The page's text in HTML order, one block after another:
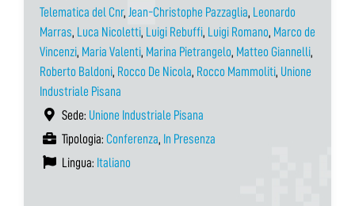
Telematica del Cnr, Jean-Christophe Pazzaglia, Leonardo
Marras, Luca Nicoletti, Luigi Rebuffi, Luigi Romano, Marco de
Vincenzi, Maria Valenti, Marina Pietrangelo, Matteo Giannelli,
Roberto Baldoni, Rocco De Nicola, Rocco Mammoliti, Unione
Industriale Pisana
Sede: Unione Industriale Pisana
Tipologia: Conferenza, In Presenza
Lingua: Italiano